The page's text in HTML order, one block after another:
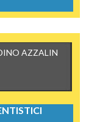
AZZALIN